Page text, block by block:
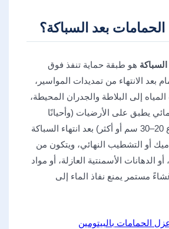
بعد السباكة؟
هو طبقة حماية تنفذ فوق
بعد الانتهاء من تمديدات المواسير،
إلى البلاطة والجدران المحيطة،
يطبق على الأرضيات (وأحيانًا
الجدران حتى ارتفاع 20–30 سم أو أكثر) بعد انتهاء السباكة
أو التشطيب النهائي، ويتكون من
الدهانات الأسمنتية العازلة، أو مواد
مستمر يمنع نفاذ الماء إلى
الحمامات بالبيتومين